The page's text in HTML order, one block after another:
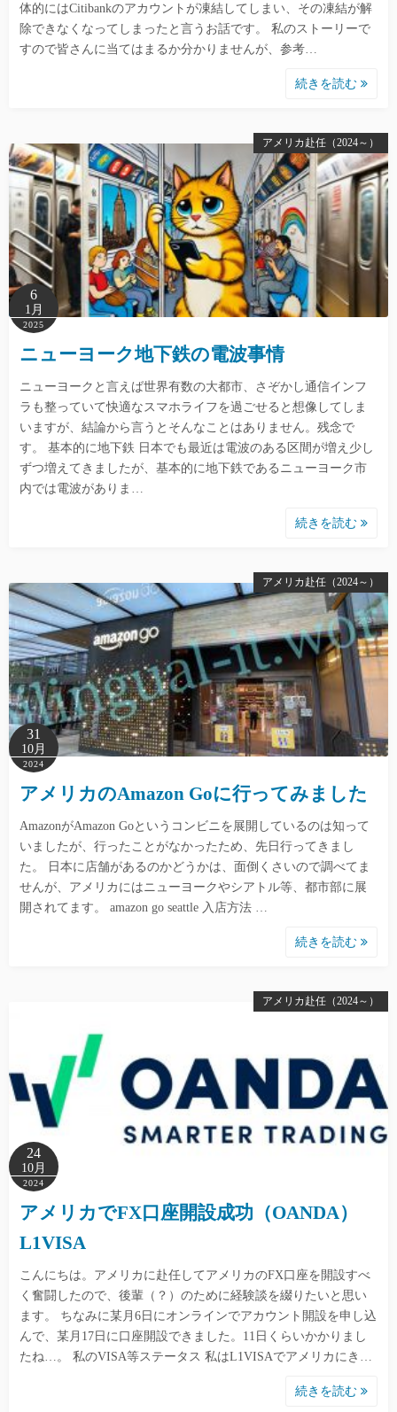
体的にはCitibankのアカウントが凍結してしまい、その凍結が解
除できなくなってしまったと言うお話です。 私のストーリーで
すので皆さんに当てはまるか分かりませんが、参考…
続きを読む
アメリカ赴任（2024～）
6
1月
2025
ニューヨーク地下鉄の電波事情
ニューヨークと言えば世界有数の大都市、さぞかし通信インフ
ラも整っていて快適なスマホライフを過ごせると想像してしま
いますが、結論から言うとそんなことはありません。残念で
す。 基本的に地下鉄 日本でも最近は電波のある区間が増え少し
ずつ増えてきましたが、基本的に地下鉄であるニューヨーク市
内では電波がありま…
続きを読む
アメリカ赴任（2024～）
31
10月
2024
アメリカのAmazon Goに行ってみました
AmazonがAmazon Goというコンビニを展開しているのは知って
いましたが、行ったことがなかったため、先日行ってきまし
た。 日本に店舗があるのかどうかは、面倒くさいので調べてま
せんが、アメリカにはニューヨークやシアトル等、都市部に展
開されてます。 amazon go seattle 入店方法 …
続きを読む
アメリカ赴任（2024～）
24
10月
2024
アメリカでFX口座開設成功（OANDA）
L1VISA
こんにちは。アメリカに赴任してアメリカのFX口座を開設すべ
く奮闘したので、後輩（？）のために経験談を綴りたいと思い
ます。 ちなみに某月6日にオンラインでアカウント開設を申し込
んで、某月17日に口座開設できました。11日くらいかかりまし
たね…。 私のVISA等ステータス 私はL1VISAでアメリカにき…
続きを読む